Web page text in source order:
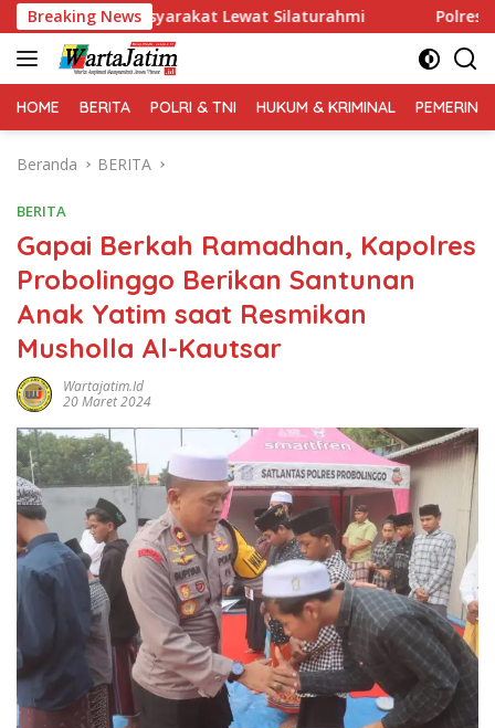
Langsung
ke
konten
Breaking News
Masyarakat Lewat Silaturahmi Polres Gresik
HOME BERITA POLRI & TNI HUKUM & KRIMINAL
Beranda BERITA
BERITA
Gapai Berkah Ramadhan, Kapolres
Probolinggo Berikan Santunan
Anak Yatim saat Resmikan
Musholla Al-Kautsar
Wartajatim.id
20 Maret 2024